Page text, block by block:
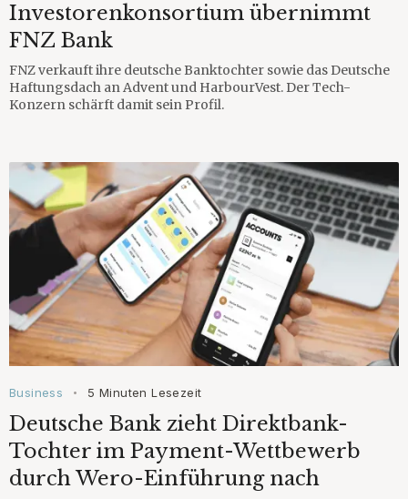
Investorenkonsortium übernimmt
FNZ Bank
FNZ verkauft ihre deutsche Banktochter sowie das Deutsche
Haftungsdach an Advent und HarbourVest. Der Tech-
Konzern schärft damit sein Profil.
Business • 5 Minuten Lesezeit
Deutsche Bank zieht Direktbank-
Tochter im Payment-Wettbewerb
durch Wero-Einführung nach